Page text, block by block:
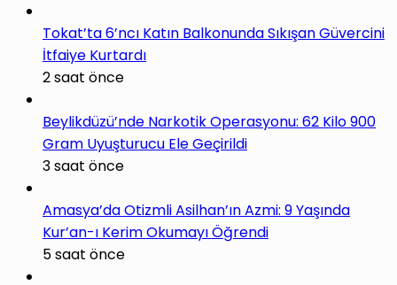
Tokat’ta 6’ncı Katın Balkonunda Sıkışan Güvercini
İtfaiye Kurtardı
2 saat önce
Beylikdüzü’nde Narkotik Operasyonu: 62 Kilo 900
Gram Uyuşturucu Ele Geçirildi
3 saat önce
Amasya’da Otizmli Asilhan’ın Azmi: 9 Yaşında
Kur’an-ı Kerim Okumayı Öğrendi
5 saat önce